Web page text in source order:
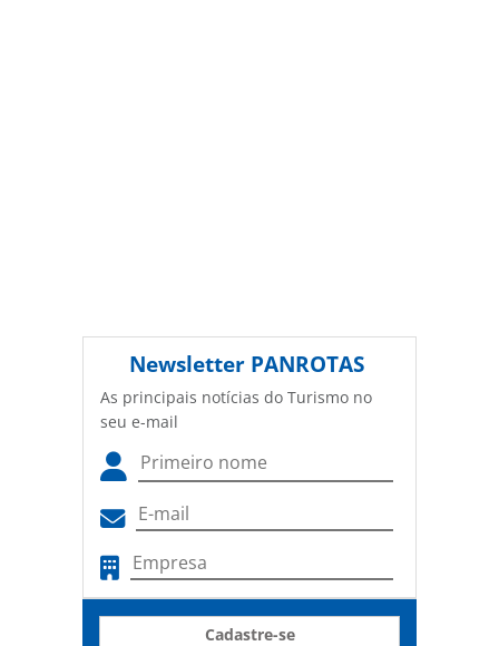
Newsletter PANROTAS
As principais notícias do Turismo no
seu e-mail
Cadastre-se